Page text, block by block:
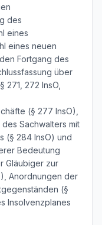
des
eines
eines neuen
Fortgang des
über
271, 272 InsO,
(§ 277 InsO),
Sachwalters mit
(§ 284 InsO) und
Bedeutung
Gläubiger zur
Anordnungen der
(§
Insolvenzplanes